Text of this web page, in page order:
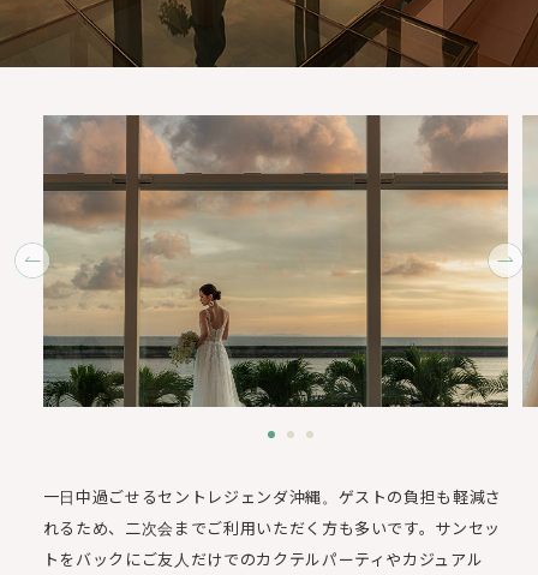
一日中過ごせるセントレジェンダ沖縄。ゲストの負担も軽減さ
れるため、二次会までご利用いただく方も多いです。 サンセッ
トをバックにご友人だけでのカクテルパーティやカジュアル